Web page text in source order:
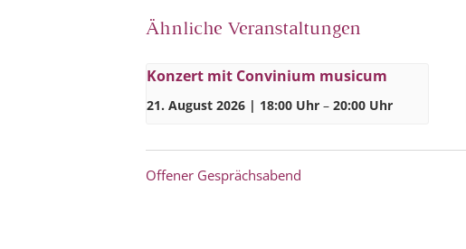
Ähnliche Veranstaltungen
Konzert mit Convinium musicum
21. August 2026 | 18:00 Uhr – 20:00 Uhr
Offener Gesprächsabend